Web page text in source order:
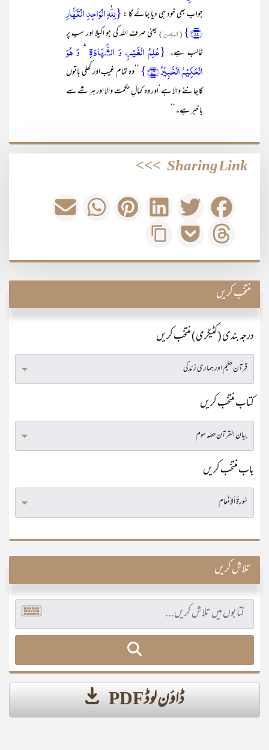
جواب بھی خود ہی دیا جائے گا :{لِلّٰہِ الۡوَاحِدِ الۡقَہَّارِ
﴿۱۶﴾}
(المؤمن)یعنی صرف اللہ کی جو اکیلا اور سب پر
غالب ہے۔ {عٰلِمُ الۡغَیۡبِ وَ الشَّہَادَۃِ ؕ وَ ہُوَ
الۡحَکِیۡمُ الۡخَبِیۡرُ ﴿۷۳﴾}
’’وہ تمام غیب اور کھلی باتوں
کا جاننے والا ہے‘اور وہ کمالِ حکمت والا اور ہر شے سے
با خبر ہے۔‘‘
Sharing Link
>>>
منتخب کریں
درجہ بندی (کٹیگری) منتخب کریں
کتاب منتخب کریں
باب منتخب کریں
تلاش کریں
ڈاؤن لوڈ PDF